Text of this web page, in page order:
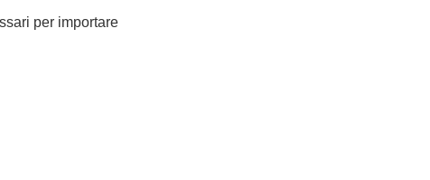
per importare